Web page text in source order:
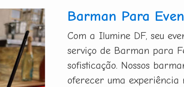
Barman Para
Com a Ilumine DF, seu
serviço de Barman para
sofisticação. Nossos
oferecer uma experiência